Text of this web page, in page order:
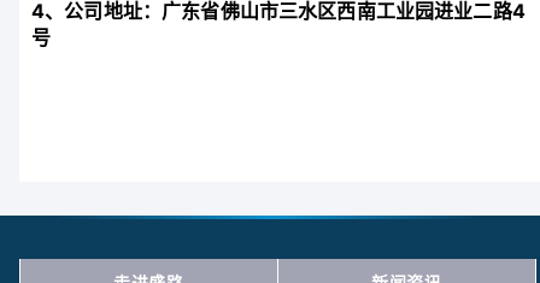
4、公司地址：广东省佛山市三水区西南工业园进业二路4
号